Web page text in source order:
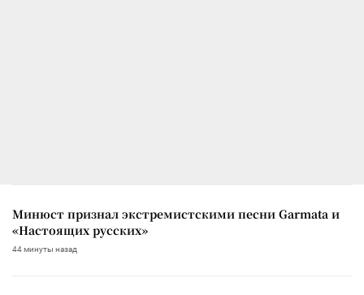
Минюст признал экстремистскими песни Garmata и
«Настоящих русских»
44 минуты назад